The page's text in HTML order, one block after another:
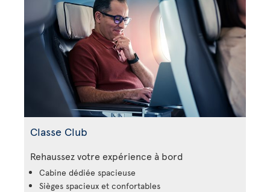
Classe Club
Rehaussez votre expérience à bord
Cabine dédiée spacieuse
Sièges spacieux et confortables